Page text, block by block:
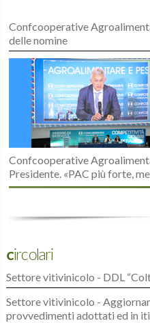
Confcooperative
delle nomine
Confcooperative
Presidente. «PAC più forte,
Circolari
Settore vitivinicolo - DDL
Settore vitivinicolo -
provvedimenti adottati ed in